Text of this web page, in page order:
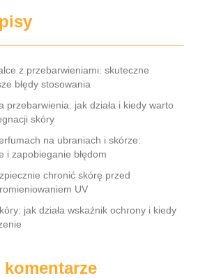
z przebarwieniami: skuteczne
błędy stosowania
przebarwienia: jak działa i kiedy warto
skóry
na ubraniach i skórze:
i zapobieganie błędom
chronić skórę przed
UV
jak działa wskaźnik ochrony i kiedy